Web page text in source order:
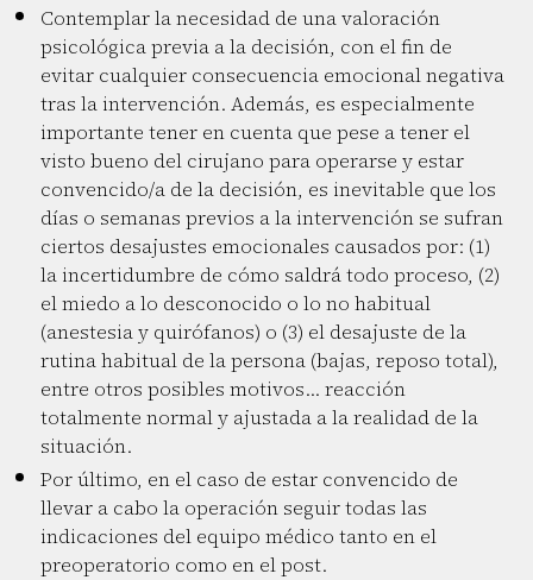
Contemplar la necesidad de una valoración
psicológica previa a la decisión, con el fin de
evitar cualquier consecuencia emocional negativa
tras la intervención. Además, es especialmente
importante tener en cuenta que pese a tener el
visto bueno del cirujano para operarse y estar
convencido/a de la decisión, es inevitable que los
días o semanas previos a la intervención se sufran
ciertos desajustes emocionales causados por: (1)
la incertidumbre de cómo saldrá todo proceso, (2)
el miedo a lo desconocido o lo no habitual
(anestesia y quirófanos) o (3) el desajuste de la
rutina habitual de la persona (bajas, reposo total),
entre otros posibles motivos… reacción
totalmente normal y ajustada a la realidad de la
situación.
Por último, en el caso de estar convencido de
llevar a cabo la operación seguir todas las
indicaciones del equipo médico tanto en el
preoperatorio como en el post.